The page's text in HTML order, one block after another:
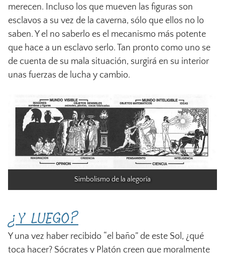
merecen. Incluso los que mueven las figuras son
esclavos a su vez de la caverna, sólo que ellos no lo
saben. Y el no saberlo es el mecanismo más potente
que hace a un esclavo serlo. Tan pronto como uno se
de cuenta de su mala situación, surgirá en su interior
unas fuerzas de lucha y cambio.
Simbolismo de la alegoría
¿Y LUEGO?
Y una vez haber recibido “el baño” de este Sol, ¿qué
toca hacer? Sócrates y Platón creen que moralmente